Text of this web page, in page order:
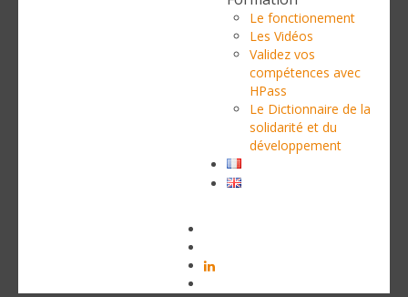
Le fonctionement
Les Vidéos
Validez vos
compétences avec
HPass
Le Dictionnaire de la
solidarité et du
développement